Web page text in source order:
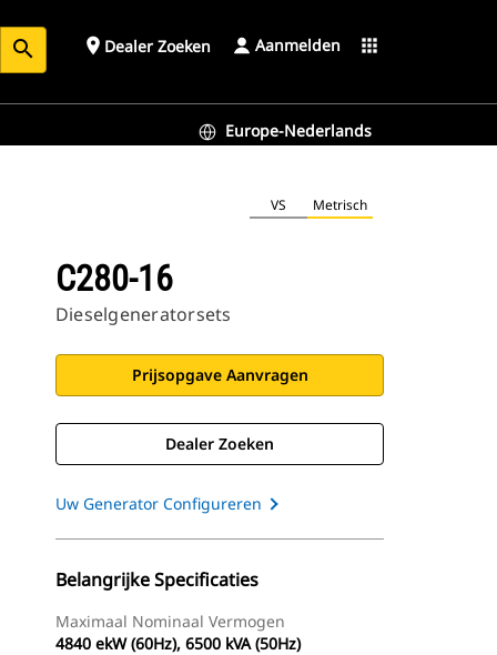
search place Dealer Zoeken Aanmelden apps
Europe-Nederlands
VS Metrisch
C280-16
Dieselgeneratorsets
Prijsopgave Aanvragen
Dealer Zoeken
Uw Generator Configureren
Belangrijke Specificaties
Maximaal Nominaal Vermogen
4840 ekW (60Hz), 6500 kVA (50Hz)